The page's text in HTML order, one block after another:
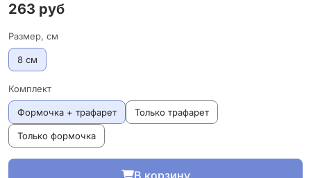
263 руб
Размер, см
8 см
Комплект
Формочка + трафарет Только трафарет
Только формочка
В корзину